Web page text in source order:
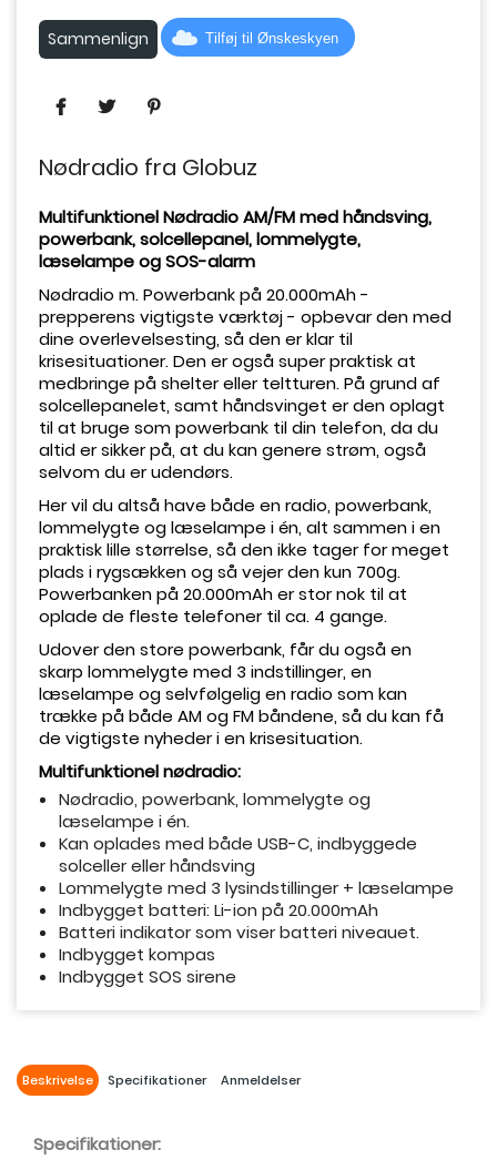
Sammenlign Tilføj til Ønskeskyen
Nødradio fra Globuz
MultifunktionelNødradio AM/FM med håndsving,
powerbank, solcellepanel, lommelygte,
læselampe og SOS-alarm
Nødradio m. Powerbank på 20.000mAh -
prepperens vigtigste værktøj - opbevar den med
dine overlevelsesting, så den er klar til
krisesituationer. Den er også super praktisk at
medbringe på shelter eller teltturen. På grund af
solcellepanelet, samt håndsvinget er den oplagt
til at bruge som powerbank til din telefon, da du
altid er sikker på, at du kan genere strøm, også
selvom du er udendørs.
Her vil du altså have både en radio, powerbank,
lommelygte og læselampe i én, alt sammen i en
praktisk lille størrelse, så den ikke tager for meget
plads i rygsækken og så vejer den kun 700g.
Powerbanken på 20.000mAh er stor nok til at
oplade de fleste telefoner til ca. 4 gange.
Udover den store powerbank, får du også en
skarp lommelygte med 3 indstillinger, en
læselampe og selvfølgelig en radio som kan
trække på både AM og FM båndene, så du kan få
de vigtigste nyheder i en krisesituation.
Multifunktionel nødradio:
Nødradio, powerbank, lommelygte og
læselampe i én.
Kan oplades med både USB-C, indbyggede
solceller eller håndsving
Lommelygte med 3 lysindstillinger + læselampe
Indbygget batteri: Li-ion på 20.000mAh
Batteri indikator som viser batteri niveauet.
Indbygget kompas
Indbygget SOS sirene
Beskrivelse Specifikationer Anmeldelser
Specifikationer: